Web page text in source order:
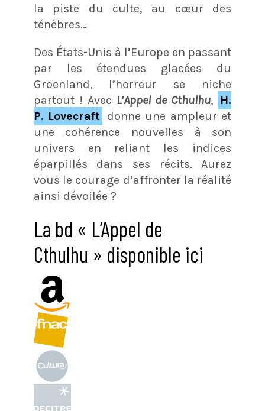
la piste du culte, au cœur des
ténèbres…
Des États-Unis à l’Europe en passant
par les étendues glacées du
Groenland, l’horreur se niche
partout ! Avec L’Appel de Cthulhu,
H.
P. Lovecraft donne une ampleur et
une cohérence nouvelles à son
univers en reliant les indices
éparpillés dans ses récits. Aurez
vous le courage d’affronter la réalité
ainsi dévoilée ?
La bd « L’Appel de
Cthulhu » disponible ici